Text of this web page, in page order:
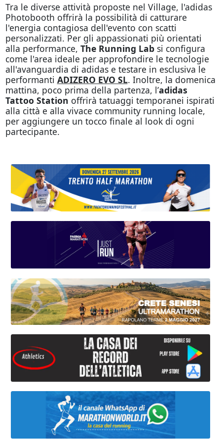
Tra le diverse attività proposte nel Village, l'adidas
Photobooth offrirà la possibilità di catturare
l'energia contagiosa dell'evento con scatti
personalizzati. Per gli appassionati più orientati
alla performance, The Running Lab si configura
come l'area ideale per approfondire le tecnologie
all'avanguardia di adidas e testare in esclusiva le
performanti ADIZERO EVO SL. Inoltre, la domenica
mattina, poco prima della partenza, l’adidas
Tattoo Station offrirà tatuaggi temporanei ispirati
alla città e alla vivace community running locale,
per aggiungere un tocco finale al look di ogni
partecipante.